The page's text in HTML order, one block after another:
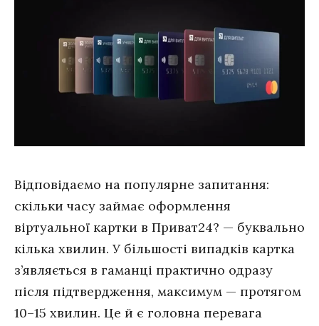
Відповідаємо на популярне запитання:
скільки часу займає оформлення
віртуальної картки в Приват24? — буквально
кілька хвилин. У більшості випадків картка
з’являється в гаманці практично одразу
після підтвердження, максимум — протягом
10–15 хвилин. Це й є головна перевага